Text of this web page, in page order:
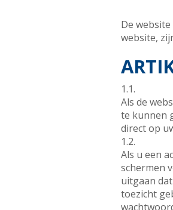
De
website,
1.1.
Als de
te kunnen
direct op
1.2.
Als u een
schermen
uitgaan
toezicht